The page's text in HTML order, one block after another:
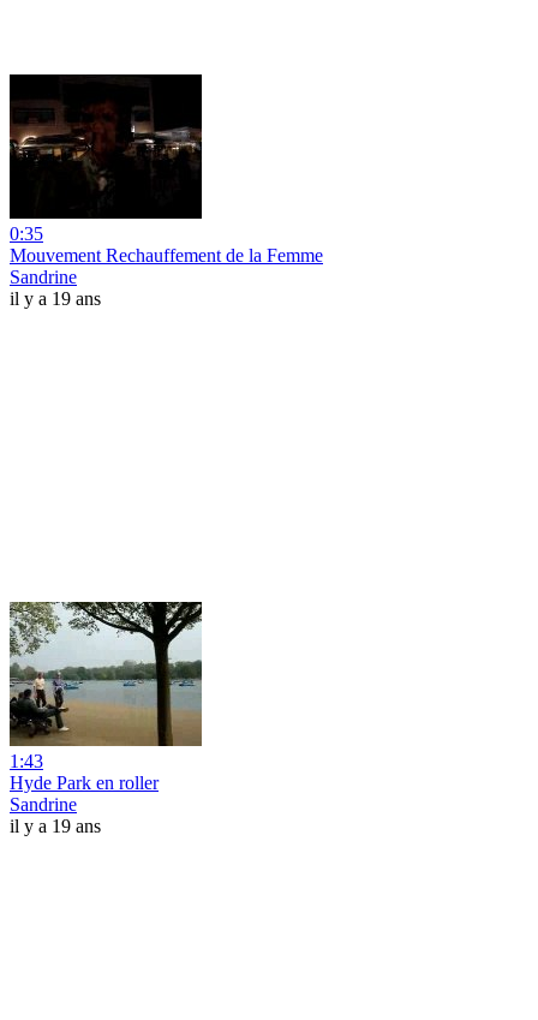
0:35
Mouvement Rechauffement de la Femme
Sandrine
il y a 19 ans
1:43
Hyde Park en roller
Sandrine
il y a 19 ans